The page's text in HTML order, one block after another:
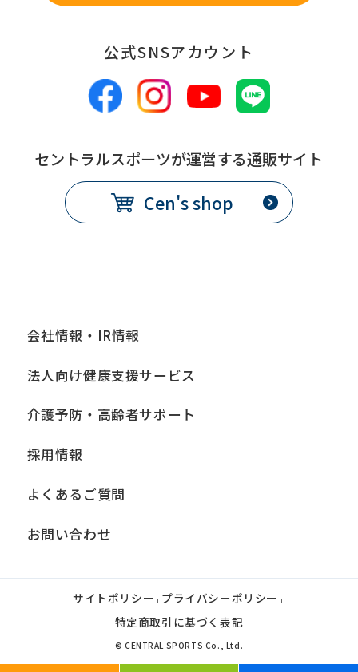
公式SNSアカウント
セントラルスポーツが運営する通販サイト
Cen's shop
会社情報・IR情報
法人向け健康支援サービス
介護予防・高齢者サポート
採用情報
よくあるご質問
お問い合わせ
サイトポリシー | プライバシーポリシー |
特定商取引に基づく表記
© CENTRAL SPORTS Co., Ltd.